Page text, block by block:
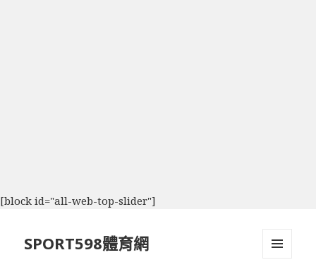
[block id="all-web-top-slider"]
SPORT598體育網